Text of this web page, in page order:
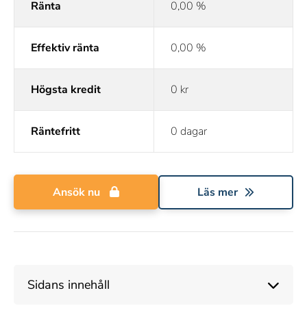
Ränta 0,00 %
Effektiv ränta 0,00 %
Högsta kredit 0 kr
Räntefritt 0 dagar
Ansök nu Läs mer
Sidans innehåll